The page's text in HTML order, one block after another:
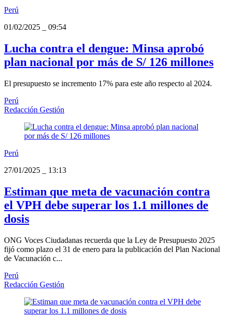
Perú
01/02/2025
09:54
Lucha contra el dengue: Minsa aprobó
plan nacional por más de S/ 126 millones
El presupuesto se incremento 17% para este año respecto al 2024.
Perú
Redacción Gestión
Perú
27/01/2025
13:13
Estiman que meta de vacunación contra
el VPH debe superar los 1.1 millones de
dosis
ONG Voces Ciudadanas recuerda que la Ley de Presupuesto 2025
fijó como plazo el 31 de enero para la publicación del Plan Nacional
de Vacunación c...
Perú
Redacción Gestión